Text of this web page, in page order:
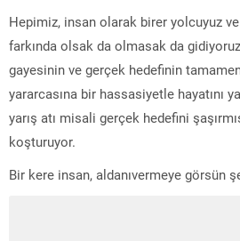
Hepimiz, insan olarak birer yolcuyuz ve
farkında olsak da olmasak da
gayesinin ve gerçek hedefinin tamamen
yararcasına bir hassasiyetle hayatını
yarış atı misali gerçek hedefini
koşturuyor.
Bir kere insan, aldanıvermeye görsün